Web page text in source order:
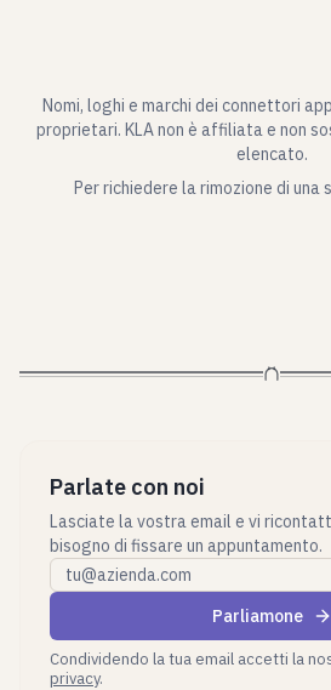
Nomi, loghi e marchi dei connettori
proprietari. KLA non è affiliata e non
elencato.
Per richiedere la rimozione di una
Parlate con noi
Lasciate la vostra email e vi
bisogno di fissare un appuntamento.
Email aziendale
Parliamone
Condividendo la tua email accetti la
privacy.